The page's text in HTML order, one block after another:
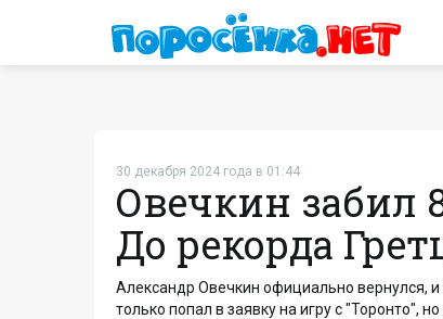
30 декабря 2024 года в 01:44
Овечкин забил
До рекорда
Александр Овечкин официально вернулся,
только попал в заявку на игру с "Торонто",